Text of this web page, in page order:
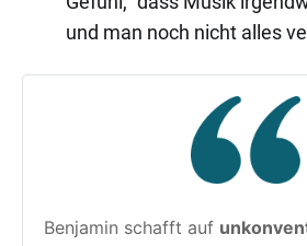
und man noch nicht alles
Benjamin schafft auf